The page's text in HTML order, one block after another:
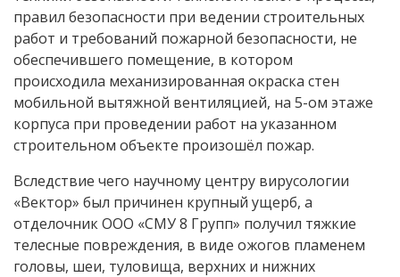
правил безопасности при ведении строительных
работ и требований пожарной безопасности, не
обеспечившего помещение, в котором
происходила механизированная окраска стен
мобильной вытяжной вентиляцией, на 5-ом этаже
корпуса при проведении работ на указанном
строительном объекте произошёл пожар.
Вследствие чего научному центру вирусологии
«Вектор» был причинен крупный ущерб, а
отделочник ООО «СМУ 8 Групп» получил тяжкие
телесные повреждения, в виде ожогов пламенем
головы, шеи, туловища, верхних и нижних